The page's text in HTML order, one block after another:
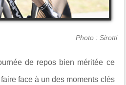
Photo : Sirotti
de repos bien méritée ce
face à un des moments clés